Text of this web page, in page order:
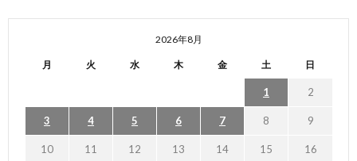
2026年8月
月 火 水 木 金 土 日
1 2
3 4 5 6 7 8 9
10 11 12 13 14 15 16